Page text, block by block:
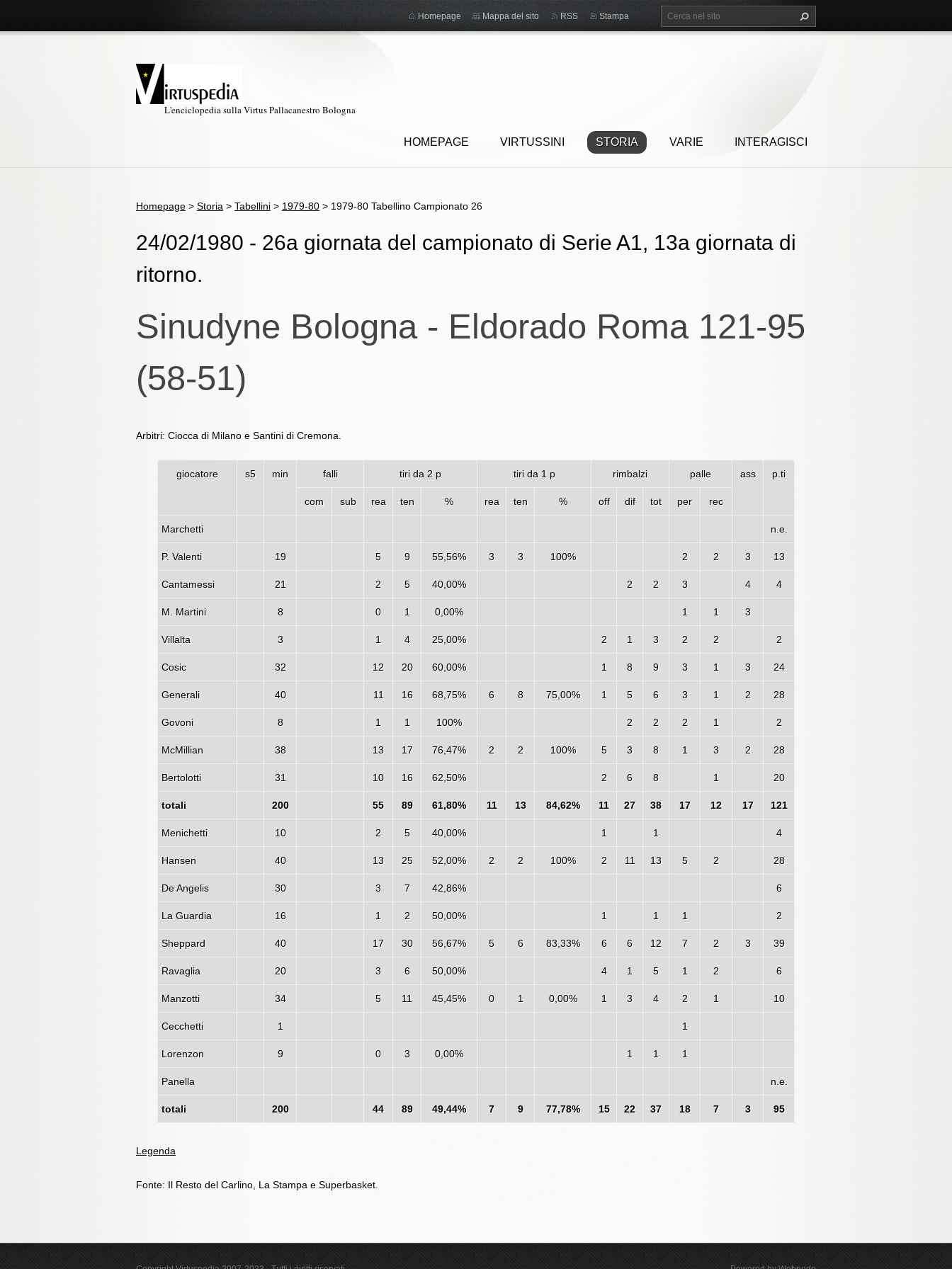
L'enciclopedia sulla Virtus Pallacanestro Bologna
HOMEPAGE VIRTUSSINI STORIA VARIE INTERAGISCI
Homepage Mappa del sito RSS Stampa
Homepage > Storia > Tabellini > 1979-80 > 1979-80 Tabellino Campionato 26
24/02/1980 - 26a giornata del campionato di Serie A1, 13a giornata di
ritorno.
Sinudyne Bologna - Eldorado Roma 121-95
(58-51)
Arbitri: Ciocca di Milano e Santini di Cremona.
giocatore s5 min falli tiri da 2 p tiri da 1 p rimbalzi palle ass p.ti
com sub rea ten % rea ten % off dif tot per rec
Marchetti n.e.
P. Valenti 19 5 9 55,56% 3 3 100% 2 2 3 13
Cantamessi 21 2 5 40,00% 2 2 3 4 4
M. Martini 8 0 1 0,00% 1 1 3
Villalta 3 1 4 25,00% 2 1 3 2 2 2
Cosic 32 12 20 60,00% 1 8 9 3 1 3 24
Generali 40 11 16 68,75% 6 8 75,00% 1 5 6 3 1 2 28
Govoni 8 1 1 100% 2 2 2 1 2
McMillian 38 13 17 76,47% 2 2 100% 5 3 8 1 3 2 28
Bertolotti 31 10 16 62,50% 2 6 8 1 20
totali 200 55 89 61,80% 11 13 84,62% 11 27 38 17 12 17 121
Menichetti 10 2 5 40,00% 1 1 4
Hansen 40 13 25 52,00% 2 2 100% 2 11 13 5 2 28
De Angelis 30 3 7 42,86% 6
La Guardia 16 1 2 50,00% 1 1 1 2
Sheppard 40 17 30 56,67% 5 6 83,33% 6 6 12 7 2 3 39
Ravaglia 20 3 6 50,00% 4 1 5 1 2 6
Manzotti 34 5 11 45,45% 0 1 0,00% 1 3 4 2 1 10
Cecchetti 1 1
Lorenzon 9 0 3 0,00% 1 1 1
Panella n.e.
totali 200 44 89 49,44% 7 9 77,78% 15 22 37 18 7 3 95
Legenda
Fonte: Il Resto del Carlino, La Stampa e Superbasket.